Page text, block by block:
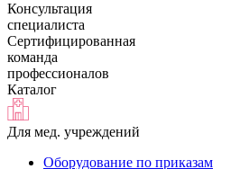
Консультация
специалиста
Сертифицированная
команда
профессионалов
Каталог
Для мед. учреждений
Оборудование по приказам